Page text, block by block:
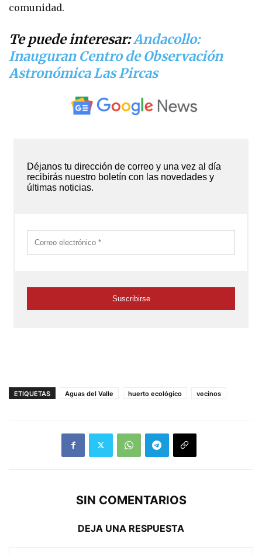
comunidad.
Te puede interesar:Andacollo:
Inauguran Centro de Observación
Astronómica Las Pircas
ETIQUETAS Aguas del Valle huerto ecológico vecinos
SIN COMENTARIOS
DEJA UNA RESPUESTA